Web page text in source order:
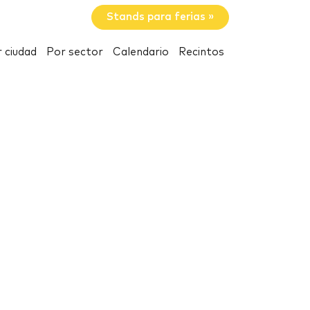
Stands para ferias »
ciudad Por sector Calendario Recintos